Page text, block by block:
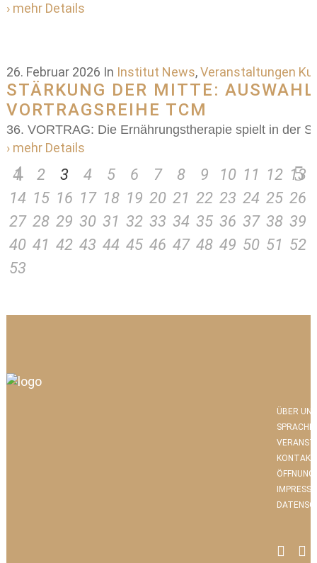
› mehr Details
26. Februar 2026 In Institut News,Veranstaltungen
STÄRKUNG DER MITTE:
VORTRAGSREIHE TCM
36. VORTRAG: Die Ernährungstherapie spielt in der
› mehr Details
1 2 3 4 5 6 7 8 9 10 11 12 13
14 15 16 17 18 19 20 21 22 23 24 25 26
27 28 29 30 31 32 33 34 35 36 37 38 39
40 41 42 43 44 45 46 47 48 49 50 51 52
53
ÜBER UNS